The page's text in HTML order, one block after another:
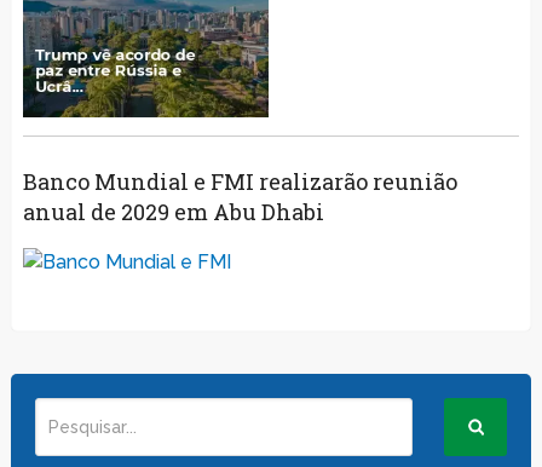
Banco Mundial e FMI realizarão reunião
anual de 2029 em Abu Dhabi